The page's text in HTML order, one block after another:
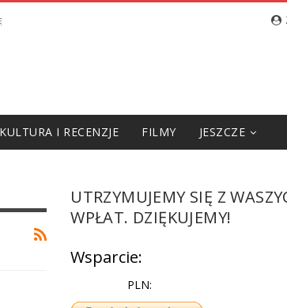
w prowokację”
I RECENZJE FILMY JESZCZE
UTRZYMUJEMY SIĘ Z
WPŁAT. DZIĘKUJEMY!
Wsparcie:
PLN: